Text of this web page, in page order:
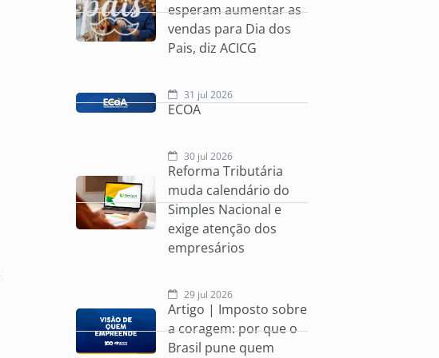
esperam aumentar as
vendas para Dia dos
Pais, diz ACICG
31 jul 2026
ECOA
30 jul 2026
Reforma Tributária
muda calendário do
Simples Nacional e
exige atenção dos
empresários
29 jul 2026
Artigo | Imposto sobre
a coragem: por que o
Brasil pune quem